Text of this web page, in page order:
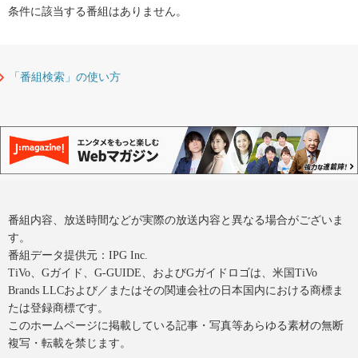
条件に該当する番組はありません。
「番組検索」の使い方
番組内容、放送時間などが実際の放送内容と異なる場合がございま
す。
番組データ提供元：IPG Inc.
TiVo、Gガイド、G-GUIDE、およびGガイドロゴは、米国TiVo
Brands LLCおよび／またはその関連会社の日本国内における商標ま
たは登録商標です。
このホームページに掲載している記事・写真等あらゆる素材の無断
複写・転載を禁じます。